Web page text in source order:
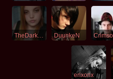
DuunkeN
erixonx